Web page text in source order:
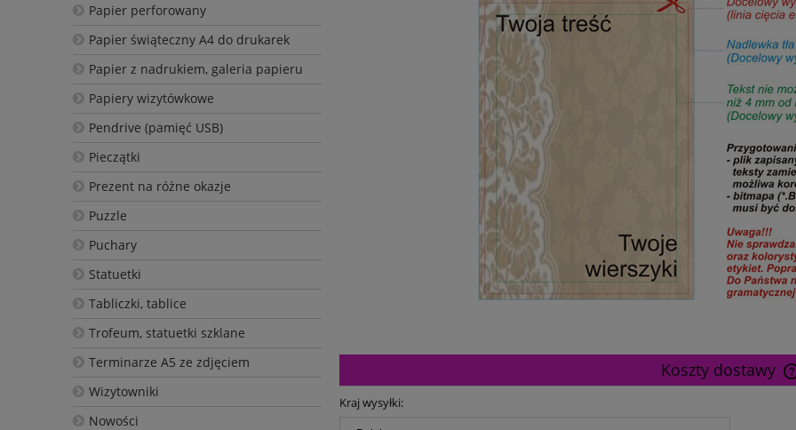
Papier perforowany
Papier świąteczny A4 do drukarek
Papier z nadrukiem, galeria papieru
Papiery wizytówkowe
Pendrive (pamięć USB)
Pieczątki
Prezent na różne okazje
Puzzle
Puchary
Statuetki
Tabliczki, tablice
Trofeum, statuetki szklane
Terminarze A5 ze zdjęciem
Wizytowniki
Nowości
Koszty dostawy
Kraj wysyłki: